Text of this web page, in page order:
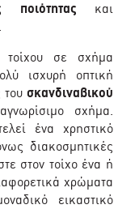
ποιότητας και
τοίχου σε σχήμα
ισχυρή οπτική
του σκανδιναβικού
σχήμα.
ένα χρηστικό
διακοσμητικές
στον τοίχο ένα ή
χρώματα
εικαστικό